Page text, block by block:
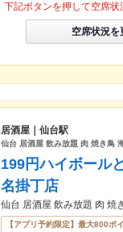
下記ボタンを押して空席状
空席状況を
居酒屋｜仙台駅
仙台 居酒屋 飲み放題 肉 焼き鳥
199円ハイボー
名掛丁店
仙台 居酒屋 飲み放題 肉 焼
【アプリ予約限定】最大800ポ